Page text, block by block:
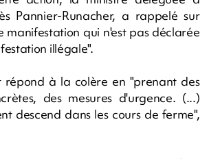
Pannier-Runacher, a rappelé sur
manifestation qui n'est pas déclarée
illégale".
répond à la colère en "prenant des
des mesures d'urgence. (...)
descend dans les cours de ferme",